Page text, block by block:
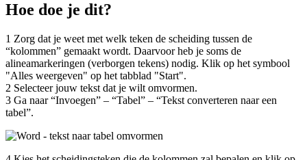
Hoe doe je dit?
1 Zorg dat je weet met welk teken de scheiding tussen de
“kolommen” gemaakt wordt. Daarvoor heb je soms de
alineamarkeringen (verborgen tekens) nodig. Klik op het symbool
"Alles weergeven" op het tabblad "Start".
2 Selecteer jouw tekst dat je wilt omvormen.
3 Ga naar “Invoegen” – “Tabel” – “Tekst converteren naar een
tabel”.
Afbeelding